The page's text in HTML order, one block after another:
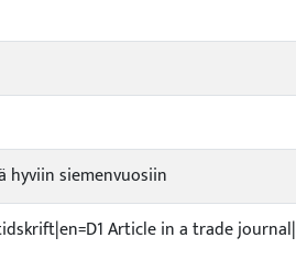
siemenvuosiin
Article in a trade journal|